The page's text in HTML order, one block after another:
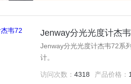
Jenway分光光度计杰
Jenway分光光度计杰韦72系
计。
访问次数： 4318 产品价格：